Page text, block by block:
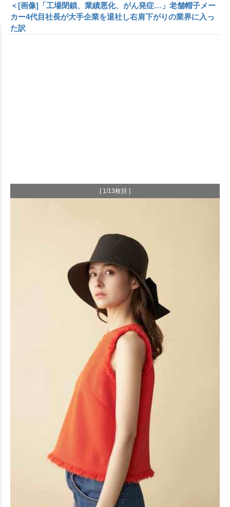
＜[画像]「工場閉鎖、業績悪化、がん発症…」老舗帽子メー
カー4代目社長が大手企業を退社し右肩下がりの業界に入っ
た訳
[ 1/13枚目 ]